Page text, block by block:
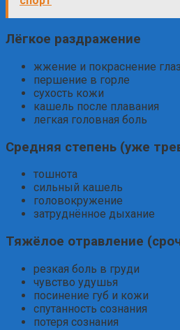
Лёгкое раздражение
жжение и покраснение глаз
першение в горле
сухость кожи
кашель после плавания
легкая головная боль
Средняя степень (уже
тошнота
сильный кашель
головокружение
затруднённое дыхание
Тяжёлое отравление
резкая боль в груди
чувство удушья
посинение губ и кожи
спутанность сознания
потеря сознания